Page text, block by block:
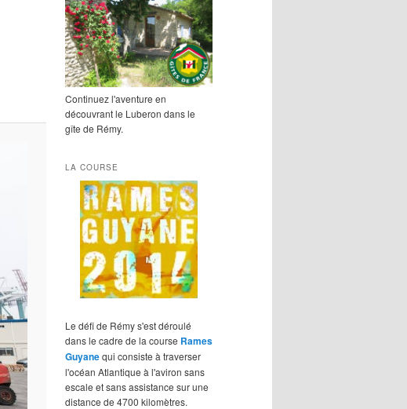
Continuez l'aventure en
découvrant le Luberon dans le
gîte de Rémy.
LA COURSE
Le défi de Rémy s'est déroulé
dans le cadre de la course Rames
Guyanequi consiste à traverser
l'océan Atlantique à l'aviron sans
escale et sans assistance sur une
distance de 4700 kilomètres.